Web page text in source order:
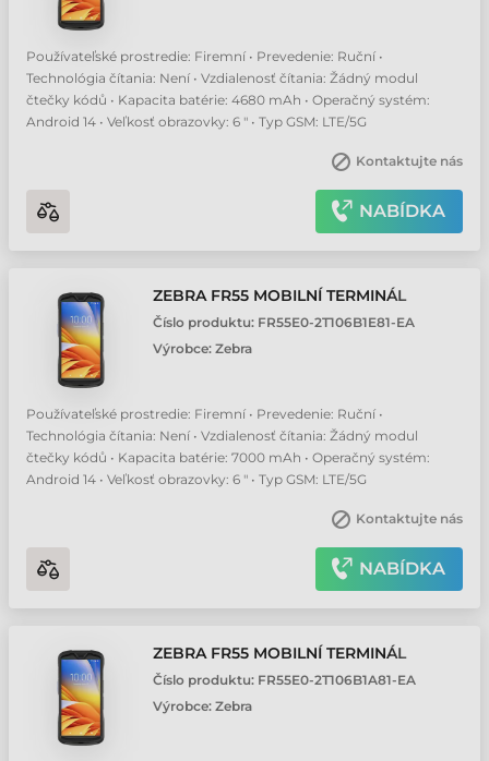
Používateľské prostredie: Firemní • Prevedenie: Ruční •
Technológia čítania: Není • Vzdialenosť čítania: Žádný modul
čtečky kódů • Kapacita batérie: 4680 mAh • Operačný systém:
Android 14 • Veľkosť obrazovky: 6 " • Typ GSM: LTE/5G
Kontaktujte nás
NABÍDKA
ZEBRA FR55 MOBILNÍ TERMINÁL
Číslo produktu: FR55E0-2T106B1E81-EA
Výrobce: Zebra
Používateľské prostredie: Firemní • Prevedenie: Ruční •
Technológia čítania: Není • Vzdialenosť čítania: Žádný modul
čtečky kódů • Kapacita batérie: 7000 mAh • Operačný systém:
Android 14 • Veľkosť obrazovky: 6 " • Typ GSM: LTE/5G
Kontaktujte nás
NABÍDKA
ZEBRA FR55 MOBILNÍ TERMINÁL
Číslo produktu: FR55E0-2T106B1A81-EA
Výrobce: Zebra